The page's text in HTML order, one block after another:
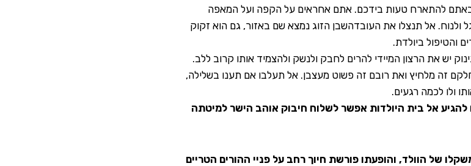
להתארח טעות בידכם. אתם אחראים על הקפה ועל המאפה
ולנוח. אל תנצלו את העובדהשבן הזוג נמצא שם באזור, גם הוא זקוק
והטיפול ביולדת.
יש את הרצון המיידי להרים לחבק ולנשק ולהצמיד אותו קרוב ללב.
זה מלחיץ ואת רובם זה פשוט מעצבן. אל תעלבו אם תענו בשלילה,
ולו לכמה רגעים.
להגיע אל בית היולדות אפשר לשלוח חיבוק אוהב הישר למיטתה
של הוולד, והופעתו פורשת חיוך רחב על פניי ההורים הטריים